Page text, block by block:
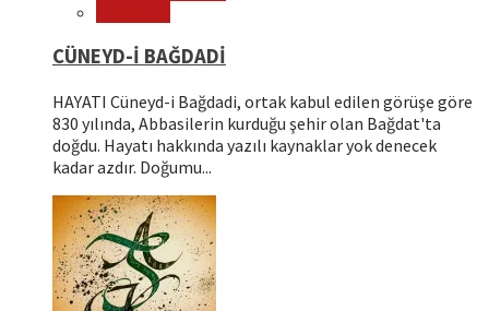
CÜNEYD-İ BAĞDADİ
HAYATI Cüneyd-i Bağdadi, ortak kabul edilen görüşe göre
830 yılında, Abbasilerin kurduğu şehir olan Bağdat'ta
doğdu. Hayatı hakkında yazılı kaynaklar yok denecek
kadar azdır. Doğumu...